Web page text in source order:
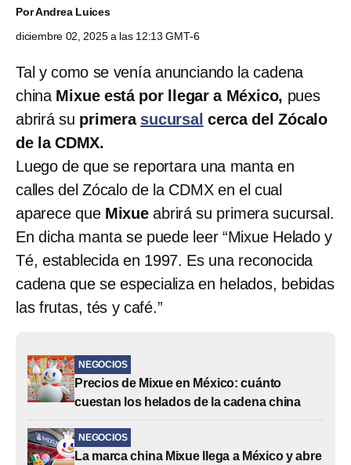
PorAndrea Luices
diciembre 02, 2025 a las 12:13 GMT-6
Tal y como se venía anunciando la cadena
china Mixue está por llegar a México, pues
abrirá su primera sucursal cerca del Zócalo
de la CDMX.
Luego de que se reportara una manta en
calles del Zócalo de la CDMX en el cual
aparece que Mixueabrirá su primera sucursal.
En dicha manta se puede leer “Mixue Helado y
Té, establecida en 1997. Es una reconocida
cadena que se especializa en helados, bebidas
las frutas, tés y café.”
NEGOCIOS
Precios de Mixue en México: cuánto
cuestan los helados de la cadena china
NEGOCIOS
La marca china Mixue llega a México y abre